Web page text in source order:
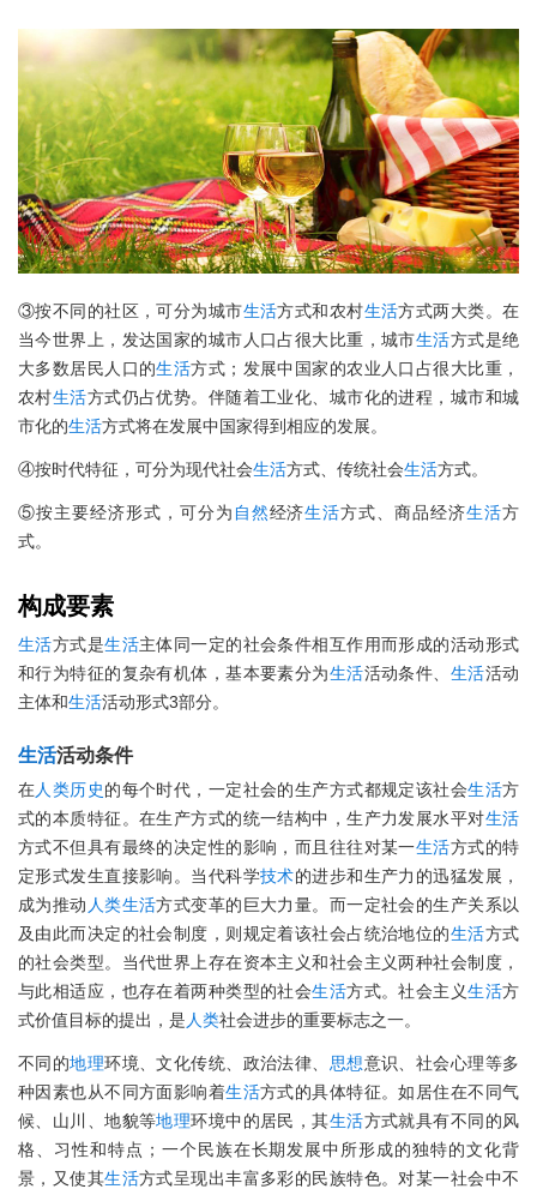
③按不同的社区，可分为城市生活方式和农村生活方式两大类。在
当今世界上，发达国家的城市人口占很大比重，城市生活方式是绝
大多数居民人口的生活方式；发展中国家的农业人口占很大比重，
农村生活方式仍占优势。伴随着工业化、城市化的进程，城市和城
市化的生活方式将在发展中国家得到相应的发展。
④按时代特征，可分为现代社会生活方式、传统社会生活方式。
⑤按主要经济形式，可分为 自然经济生活方式、商品经济生活方
式。
构成要素
生活方式是生活主体同一定的社会条件相互作用而形成的活动形式
和行为特征的复杂有机体，基本要素分为生活活动条件、 生活活动
主体和生活活动形式3部分。
生活活动条件
在人类历史的每个时代，一定社会的生产方式都规定该社会生活方
式的本质特征。在生产方式的统一结构中，生产力发展水平对生活
方式不但具有最终的决定性的影响，而且往往对某一生活方式的特
定形式发生直接影响。当代科学技术的进步和生产力的迅猛发展，
成为推动 人类生活方式变革的巨大力量。而一定社会的生产关系以
及由此而决定的社会制度，则规定着该社会占统治地位的生活方式
的社会类型。当代世界上存在资本主义和社会主义两种社会制度，
与此相适应，也存在着两种类型的社会生活方式。社会主义生活方
式价值目标的提出，是 人类社会进步的重要标志之一。
不同的地理环境、文化传统、政治法律、 思想意识、社会心理等多
种因素也从不同方面影响着生活方式的具体特征。如居住在不同气
候、山川、地貌等地理环境中的居民，其生活方式就具有不同的风
格、习性和特点；一个民族在长期发展中所形成的独特的文化背
景，又使其生活方式呈现出丰富多彩的民族特色。对某一社会中不